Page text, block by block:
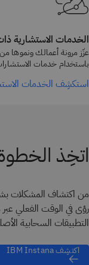
الخدمات الاستشارية
عزّز مرونة أعمالك ونموها
باستخدام خدمات
استكشِف الخدمات
اتخِذ الخطوة
رؤى في الوقت الفعلي
التطبيقات السحابية
اكتشِف IBM Instana